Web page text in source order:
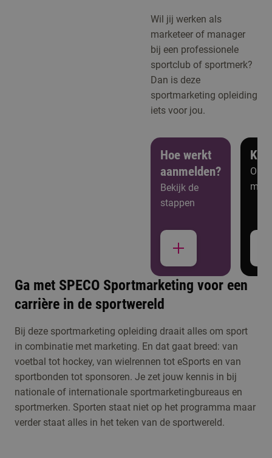
Wil jij werken als
marketeer of manager
bij een professionele
sportclub of sportmerk?
Dan is deze
sportmarketing opleiding
iets voor jou.
Hoe werkt
aanmelden?
Bekijk de
stappen
meer
Studiekeuzeactiviteiten
Kennismaken met
Commerciële
Economie -
SPECO
Sportmarketing
Open dag/ avond
1 moment beschikbaar
Ga met SPECO Sportmarketing voor een
carrière in de sportwereld
Bij deze sportmarketing opleiding draait alles om sport
in combinatie met marketing. En dat gaat breed: van
voetbal tot hockey, van wielrennen tot eSports en van
sportbonden tot sponsoren. Je zet jouw kennis in bij
nationale of internationale sportmarketingbureaus en
sportmerken. Sporten staat niet op het programma maar
verder staat alles in het teken van de sportwereld.